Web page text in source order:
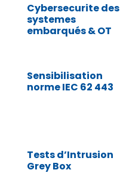
Cybersecurite des
systemes
embarqués & OT
Sensibilisation
norme IEC 62 443
Tests d’Intrusion
Grey Box